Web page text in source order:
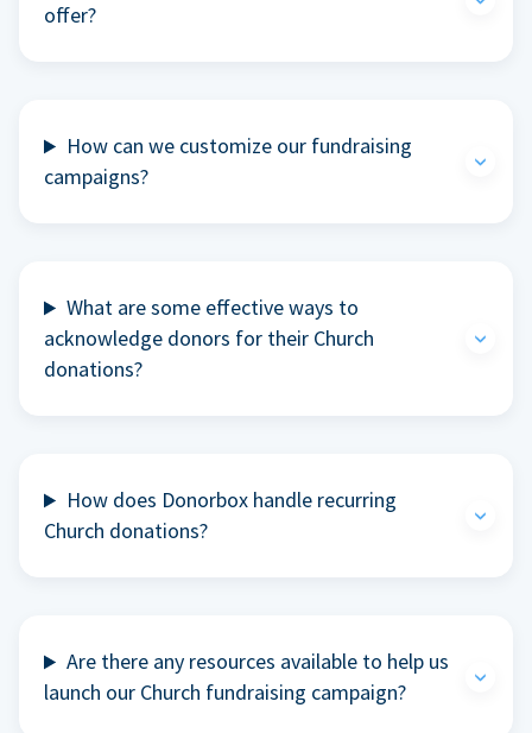
offer?
How can we customize our fundraising
campaigns?
What are some effective ways to
acknowledge donors for their Church
donations?
How does Donorbox handle recurring
Church donations?
Are there any resources available to help us
launch our Church fundraising campaign?